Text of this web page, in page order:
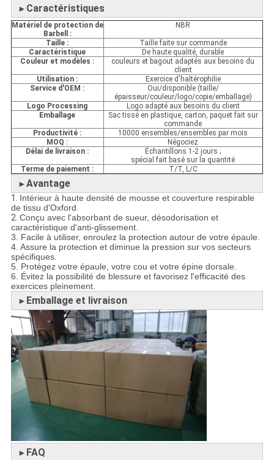
► Caractéristiques
Matériel de protection de
Barbell :
NBR
Taille :
Taille faite sur commande
Caractéristique
De haute qualité, durable
Couleur et modèles :
couleurs et bagout adaptés aux besoins du
client
Utilisation :
Exercice d'haltérophilie
Service d'OEM :
Oui/disponible (taille/
épaisseur/couleur/logo/copie/emballage)
Logo Processing
Logo adapté aux besoins du client
Emballage
Sac tissé en plastique, carton, paquet fait sur
commande
Productivité :
10000 ensembles/ensembles par mois
MOQ :
Négociez
Délai de livraison :
Échantillons 1-2 jours ;
spécial fait basé sur la quantité
Terme de paiement :
T/T, L/C
►Avantage
1. Intérieur à haute densité de mousse et couverture respirable
de tissu d'Oxford.
2. Conçu avec l'absorbant de sueur, désodorisation et
caractéristique d'anti-glissement.
3. Facile à utiliser, enroulez la protection autour de votre épaule.
4. Assure la protection et diminue la pression sur vos secteurs
spécifiques.
5. Protégez votre épaule, votre cou et votre épine dorsale.
6. Évitez la possibilité de blessure et favorisez l'efficacité des
exercices pleinement.
► Emballage et livraison
► FAQ